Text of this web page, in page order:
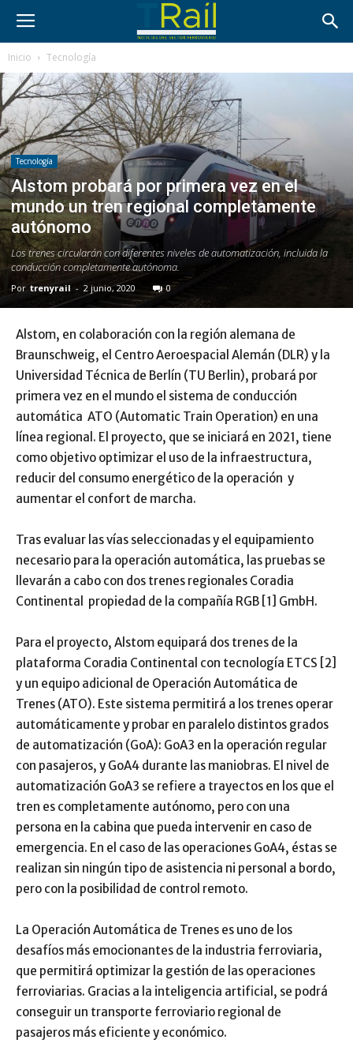
Inicio Tecnología
Tecnología
Alstom probará por primera vez en el
mundo un tren regional completamente
autónomo
Los trenes circularán con diferentes niveles de automatización, incluida la
conducción completamente autónoma.
Por trenyrail - 2 junio, 2020 0
Alstom, en colaboración con la región alemana de
Braunschweig, el Centro Aeroespacial Alemán (DLR) y la
Universidad Técnica de Berlín (TU Berlin), probará por
primera vez en el mundo el sistema de conducción
automática ATO (Automatic Train Operation) en una
línea regional. El proyecto, que se iniciará en 2021, tiene
como objetivo optimizar el uso de la infraestructura,
reducir del consumo energético de la operación y
aumentar el confort de marcha.
Tras evaluar las vías seleccionadas y el equipamiento
necesario para la operación automática, las pruebas se
llevarán a cabo con dos trenes regionales Coradia
Continental propiedad de la compañía RGB [1] GmbH.
Para el proyecto, Alstom equipará dos trenes de la
plataforma Coradia Continental con tecnología ETCS [2]
y un equipo adicional de Operación Automática de
Trenes (ATO). Este sistema permitirá a los trenes operar
automáticamente y probar en paralelo distintos grados
de automatización (GoA): GoA3 en la operación regular
con pasajeros, y GoA4 durante las maniobras. El nivel de
automatización GoA3 se refiere a trayectos en los que el
tren es completamente autónomo, pero con una
persona en la cabina que pueda intervenir en caso de
emergencia. En el caso de las operaciones GoA4, éstas se
realizan sin ningún tipo de asistencia ni personal a bordo,
pero con la posibilidad de control remoto.
La Operación Automática de Trenes es uno de los
desafíos más emocionantes de la industria ferroviaria,
que permitirá optimizar la gestión de las operaciones
ferroviarias. Gracias a la inteligencia artificial, se podrá
conseguir un transporte ferroviario regional de
pasajeros más eficiente y económico.